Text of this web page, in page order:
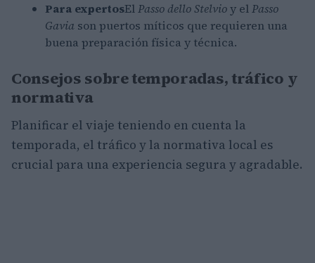
Para expertosElPasso dello Stelvioy elPasso
Gavia son puertos míticos que requieren una
buena preparación física y técnica.
Consejos sobre temporadas, tráfico y
normativa
Planificar el viaje teniendo en cuenta la
temporada, el tráfico y la normativa local es
crucial para una experiencia segura y agradable.